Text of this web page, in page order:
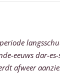
eeuws dar-
afweer